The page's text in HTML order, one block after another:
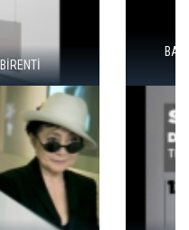
HİKAYESİ: "KÖK HALI"